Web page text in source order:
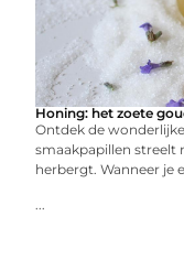
Honing: het zoete
Ontdek de
smaakpapillen streelt
herbergt. Wanneer je
...